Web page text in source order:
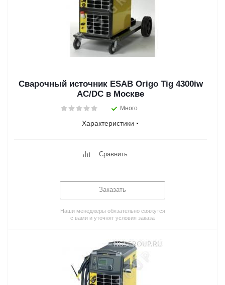
Сварочный источник ESAB Origo Tig 4300iw
AC/DC в Москве
Много
Характеристики
Сравнить
Заказать
Наши менеджеры обязательно свяжутся
с вами и уточнят условия заказа